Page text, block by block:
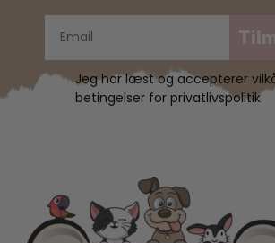
Jeg har læst og accepterer
betingelser for privatlivspolitik